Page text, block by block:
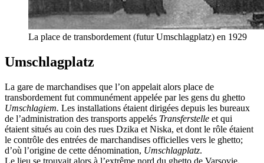
La place de transbordement (futur Umschlagplatz) en 1929
Umschlagplatz
La gare de marchandises que l’on appelait alors place de
transbordement fut communément appelée par les gens du ghetto
Umschlagiem. Les installations étaient dirigées depuis les bureaux
de l’administration des transports appelés Transferstelle et qui
étaient situés au coin des rues Dzika et Niska, et dont le rôle étaient
le contrôle des entrées de marchandises officielles vers le ghetto;
d’où l’origine de cette dénomination, Umschlagplatz.
Le lieu se trouvait alors à l’extrême nord du ghetto de Varsovie.